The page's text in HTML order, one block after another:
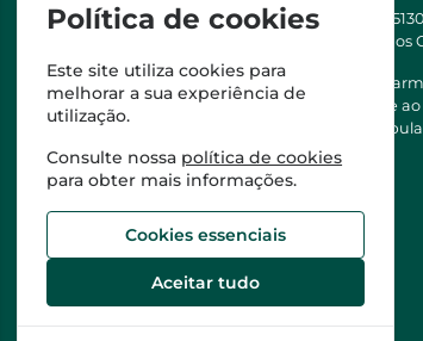
Rua
Esta
saúde
Política de cookies
Este site utiliza cookies para
melhorar a sua experiência de
utilização.
Consulte nossa política de cookies
para obter mais informações.
Cookies essenciais
Aceitar tudo